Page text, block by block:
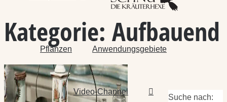
Pflanzen Anwendungsgebiete
Video-Channel
Kategorie: Aufbauend
Suche nach: